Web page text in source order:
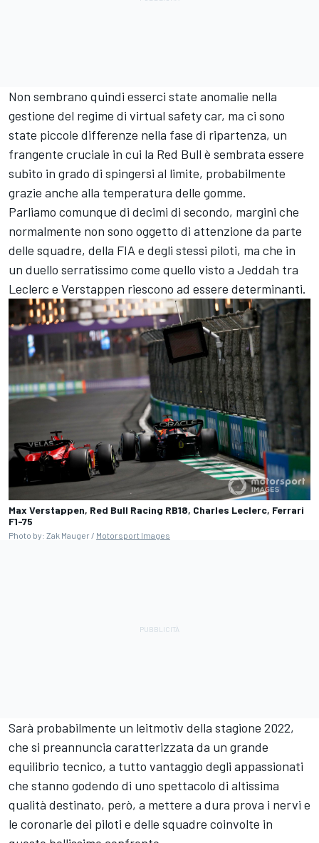
Non sembrano quindi esserci state anomalie nella
gestione del regime di virtual safety car, ma ci sono
state piccole differenze nella fase di ripartenza, un
frangente cruciale in cui la Red Bull è sembrata essere
subito in grado di spingersi al limite, probabilmente
grazie anche alla temperatura delle gomme.
Parliamo comunque di decimi di secondo, margini che
normalmente non sono oggetto di attenzione da parte
delle squadre, della FIA e degli stessi piloti, ma che in
un duello serratissimo come quello visto a Jeddah tra
Leclerc e Verstappen riescono ad essere determinanti.
Max Verstappen, Red Bull Racing RB18, Charles Leclerc, Ferrari
F1-75
Photo by: Zak Mauger / Motorsport Images
Sarà probabilmente un leitmotiv della stagione 2022,
che si preannuncia caratterizzata da un grande
equilibrio tecnico, a tutto vantaggio degli appassionati
che stanno godendo di uno spettacolo di altissima
qualità destinato, però, a mettere a dura prova i nervi e
le coronarie dei piloti e delle squadre coinvolte in